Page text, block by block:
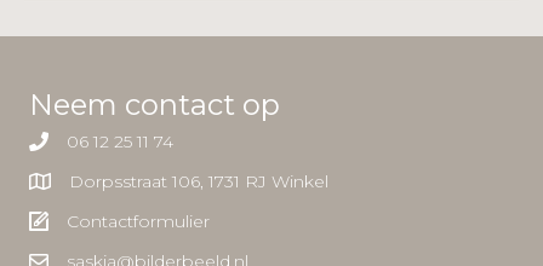
Neem contact op
06 12 25 11 74
Dorpsstraat 106, 1731 RJ Winkel
Contactformulier
saskia@bilderbeeld.nl